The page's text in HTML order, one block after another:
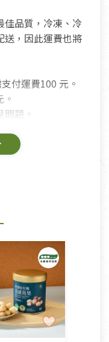
佳品質，冷凍、冷
送，因此運費也將
付運費100 元。
題。
鑑賞期商品」情
換貨.
鑑賞期(含例假
或被汙損(除商品
易於變質或損壞